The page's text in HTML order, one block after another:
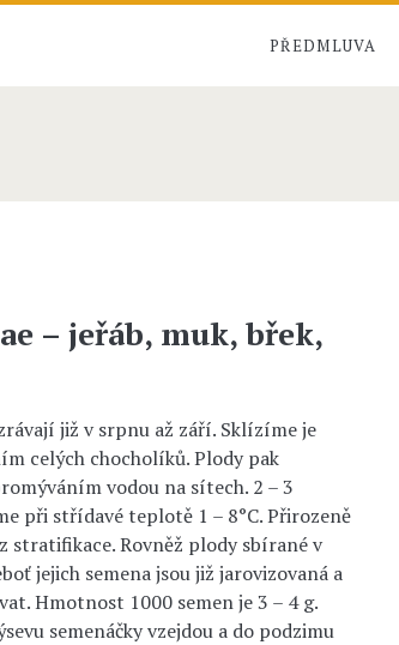
PŘEDMLUVA
– jeřáb, muk, břek,
již v srpnu až září. Sklízíme je
celých chocholíků. Plody pak
vodou na sítech. 2 – 3
při střídavé teplotě 1 – 8°C. Přirozeně
stratifikace. Rovněž plody sbírané v
jejich semena jsou již jarovizovaná a
Hmotnost 1000 semen je 3 – 4 g.
semenáčky vzejdou a do podzimu